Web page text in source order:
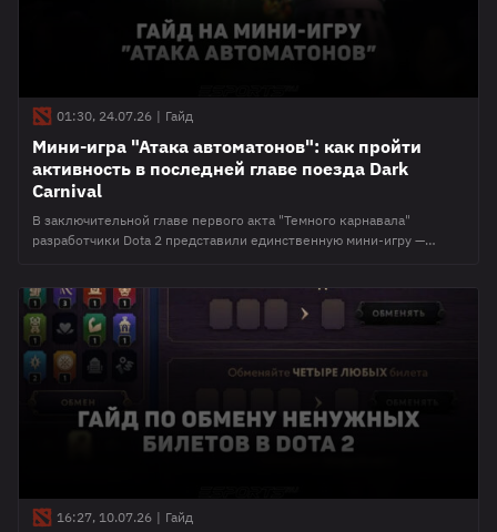
01:30, 24.07.26 | Гайд
Мини-игра "Атака автоматонов": как пройти
активность в последней главе поезда Dark
Carnival
В заключительной главе первого акта "Темного карнавала"
разработчики Dota 2 представили единственную мини-игру —
Esports.ru собрала все фишки и упрощения для фарма этой аркады.
В чем суть мини-игры "Атака автоматонов" В отличие от
предыдущих активностей в рамках первой главы "Темный
карнавал", новая
16:27, 10.07.26 | Гайд